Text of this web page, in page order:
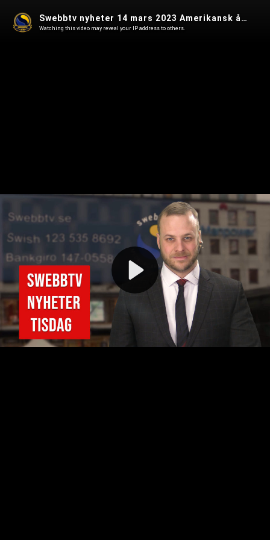
Play
Video
Swebbtv nyheter 14 mars 2023 Amerikansk åklagare bedömer bevisföring mot Pfizer & tankebrott kriminaliseras i England
Watching this video may reveal your IP address to others.